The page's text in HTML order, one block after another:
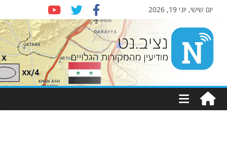
יום שישי, יוני 19, 2026
Nziv.net
מודיעין
מהמקורות